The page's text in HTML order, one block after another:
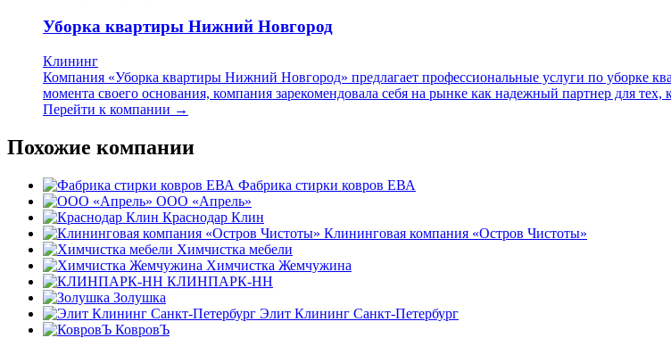
Уборка квартиры Нижний Новгород
Клининг
Компания «Уборка квартиры Нижний Новгород» предлагает профессиональные услуги по уборке
момента своего основания, компания зарекомендовала себя на рынке как надежный партнер для тех,
Перейти к компании →
Похожие компании
Фабрика стирки ковров ЕВА
ООО «Апрель»
Краснодар Клин
Клининговая компания «Остров Чистоты»
Химчистка мебели
Химчистка Жемчужина
КЛИНПАРК-НН
Золушка
Элит Клининг Санкт-Петербург
КовровЪ